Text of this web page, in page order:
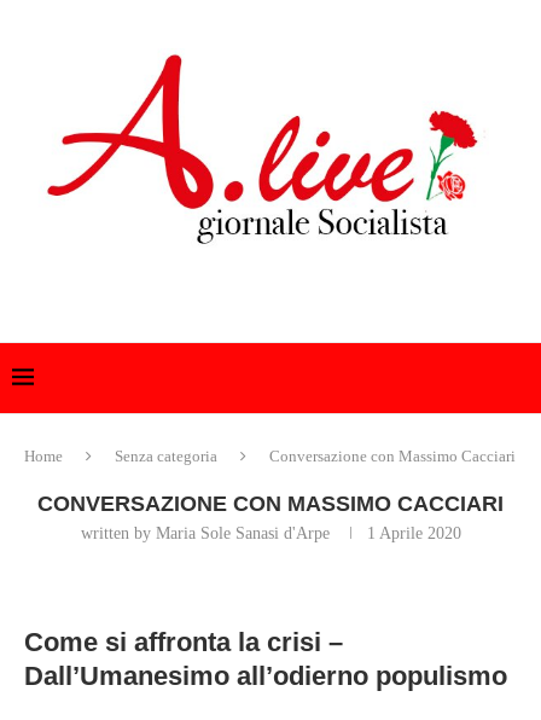
Home Senza categoria Conversazione con Massimo Cacciari
CONVERSAZIONE CON MASSIMO CACCIARI
written by Maria Sole Sanasi d'Arpe 1 Aprile 2020
Come si affronta la crisi –
Dall’Umanesimo all’odierno populismo